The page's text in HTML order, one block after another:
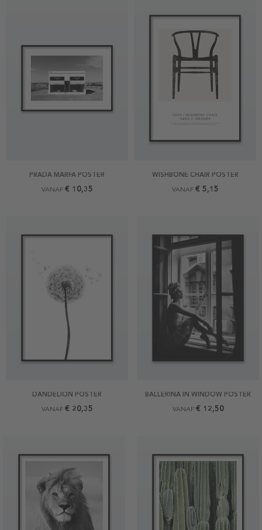
PRADA MARFA POSTER
VANAF € 10,35
WISHBONE CHAIR POSTER
VANAF € 5,15
DANDELION POSTER
VANAF € 20,35
BALLERINA IN WINDOW POSTER
VANAF € 12,50